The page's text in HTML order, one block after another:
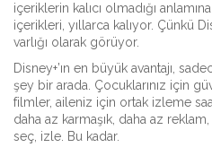
içeriklerin kalıcı olmadığı
içerikleri, yıllarca kalıyor. Çünkü
varlığı olarak görüyor.
Disney+’ın en büyük avantajı,
şey bir arada. Çocuklarınız için
filmler, aileniz için ortak izleme
daha az karmaşık, daha az
seç, izle. Bu kadar.